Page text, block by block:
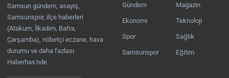
Samsun gündem, asayiş,
Samsunspor, ilçe haberleri
(Atakum, İlkadım, Bafra,
Çarşamba), nöbetçi eczane, hava
durumu ve daha fazlası
Haberhas'nde.
Gündem
Ekonomi
Spor
Samsunspor
Magazin
Teknoloji
Sağlık
Eğitim